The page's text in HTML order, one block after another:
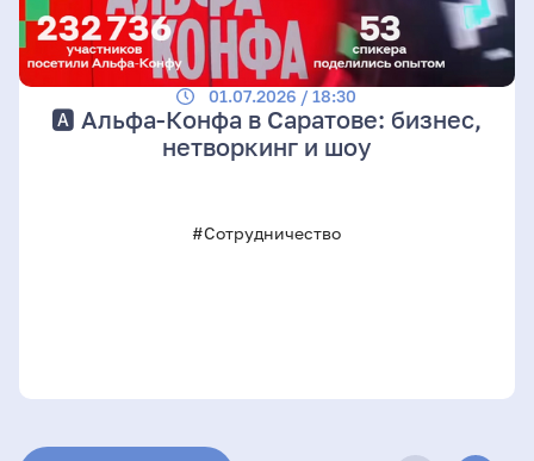
01.07.2026 / 18:30
🅰️ Альфа-Конфа в Саратове: бизнес,
нетворкинг и шоу
#Сотрудничество